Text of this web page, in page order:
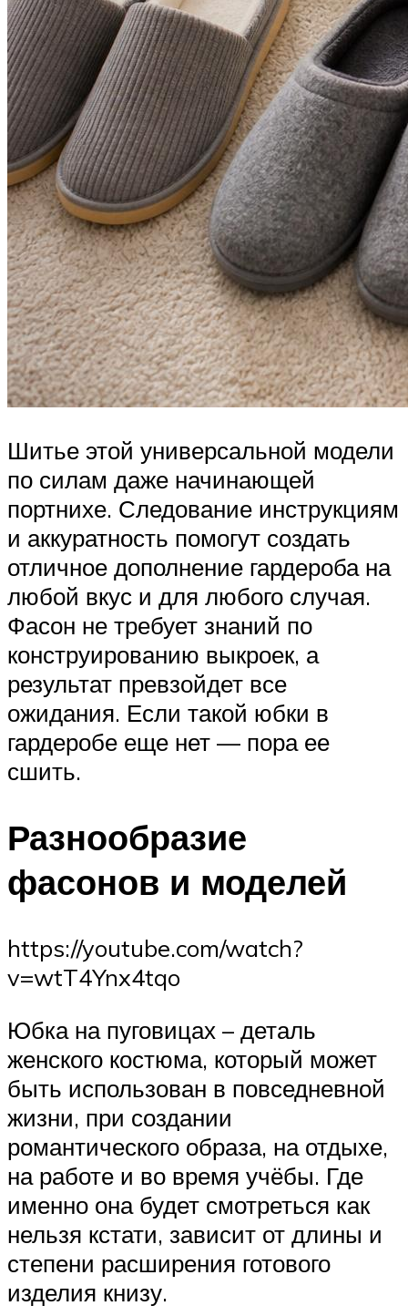
Шитье этой универсальной модели
по силам даже начинающей
портнихе. Следование инструкциям
и аккуратность помогут создать
отличное дополнение гардероба на
любой вкус и для любого случая.
Фасон не требует знаний по
конструированию выкроек, а
результат превзойдет все
ожидания. Если такой юбки в
гардеробе еще нет — пора ее
сшить.
Разнообразие
фасонов и моделей
https://youtube.com/watch?
v=wtT4Ynx4tqo
Юбка на пуговицах – деталь
женского костюма, который может
быть использован в повседневной
жизни, при создании
романтического образа, на отдыхе,
на работе и во время учёбы. Где
именно она будет смотреться как
нельзя кстати, зависит от длины и
степени расширения готового
изделия книзу.